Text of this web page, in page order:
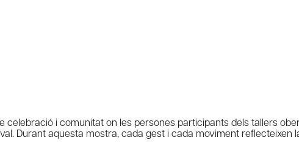
i comunitat on les persones participants dels tallers
Durant aquesta mostra, cada gest i cada moviment reflecteixen